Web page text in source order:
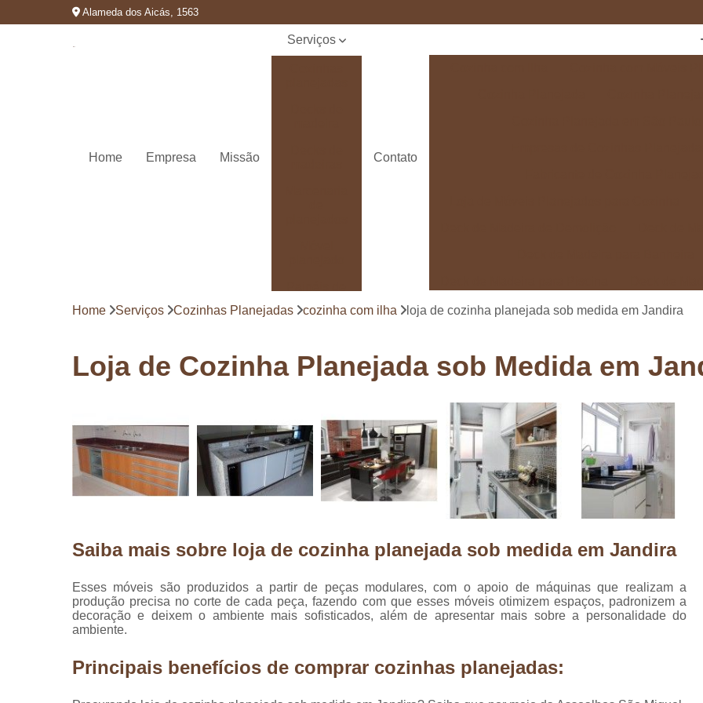
Alameda dos Aicás, 1563
Home Empresa Missão
Serviços
Pergolados
em madeira
Pisos de
madeira
Raspagem
de pisos de
Restauração
de pisos de
Contato
Deck de Madeira para Varanda
Deck de
Deck em Madeira Cumaru
Deck para Sacada
Marcenaria com Móveis Planejados
Marcenaria de Personalização de
Marcenaria de Planejado para Residência
Marcenaria de Planejados em Sp
Marcenaria de Planejados para Quarto
Loja
Móveis Planejados em São
Móveis Planejados para Sala de
Home Serviços Cozinhas Planejadas cozinha com ilha loja de cozinha planejada sob medida em Jandira
Loja de Cozinha Planejada sob Medida em
Saiba mais sobre loja de cozinha planejada sob medida em Jandira
Esses móveis são produzidos a partir de peças modulares, com o apoio de máquinas que realizam a
produção precisa no corte de cada peça, fazendo com que esses móveis otimizem espaços, padronizem a
decoração e deixem o ambiente mais sofisticados, além de apresentar mais sobre a personalidade do
ambiente.
Principais benefícios de comprar cozinhas planejadas: